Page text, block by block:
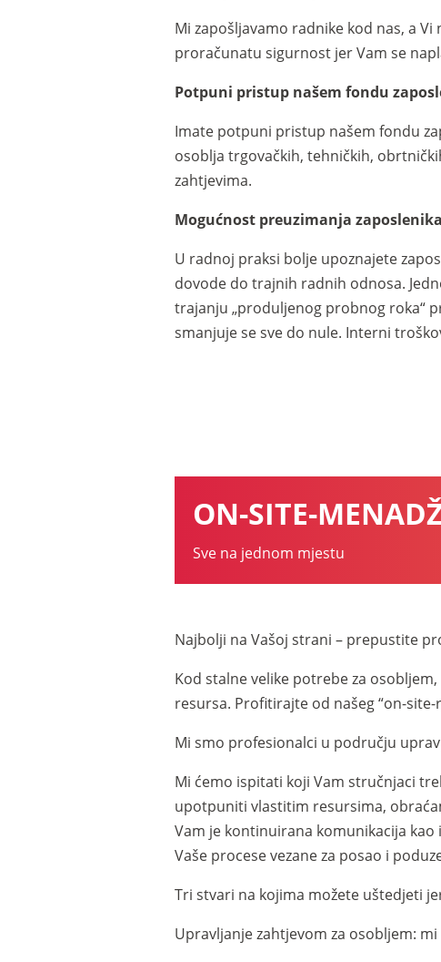
Mi zapošljavamo radnike kod nas, a
proračunatu sigurnost jer Vam se
Potpuni pristup našem fondu
Imate potpuni pristup našem fondu
osoblja trgovačkih, tehničkih,
zahtjevima.
Mogućnost preuzimanja
U radnoj praksi bolje upoznajete
dovode do trajnih radnih odnosa.
trajanju „produljenog probnog roka“
smanjuje se sve do nule. Interni
ON-SITE-
Sve na jednom mjestu
Najbolji na Vašoj strani – prepustite
Kod stalne velike potrebe za
resursa. Profitirajte od našeg “on-
Mi smo profesionalci u području
Mi ćemo ispitati koji Vam stručnjaci
upotpuniti vlastitim resursima,
Vam je kontinuirana komunikacija
Vaše procese vezane za posao i
Tri stvari na kojima možete uštedjeti
Upravljanje zahtjevom za osobljem: